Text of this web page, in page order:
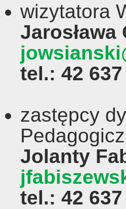
wizytatora
tel.: 42
zastępcy
Jolanty
tel.: 42